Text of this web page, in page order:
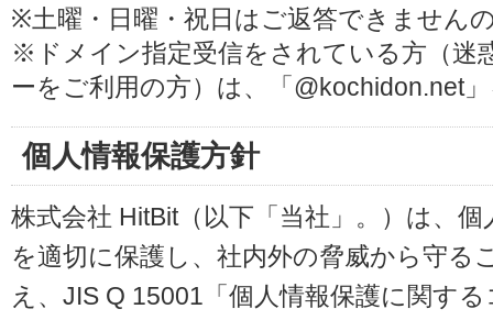
※土曜・日曜・祝日はご返答できません
※ドメイン指定受信をされている方（迷
ーをご利用の方）は、「@kochidon.net
個人情報保護方針
株式会社 HitBit（以下「当社」。）は、
を適切に保護し、社内外の脅威から守る
え、JIS Q 15001「個人情報保護に関す